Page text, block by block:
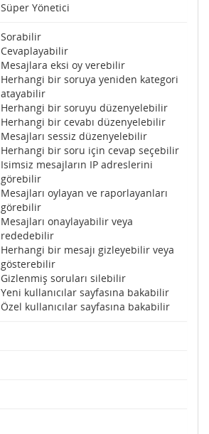
Süper Yönetici
Sorabilir
Cevaplayabilir
Mesajlara eksi oy verebilir
Herhangi bir soruya yeniden kategori
atayabilir
Herhangi bir soruyu düzenyelebilir
Herhangi bir cevabı düzenyelebilir
Mesajları sessiz düzenyelebilir
Herhangi bir soru için cevap seçebilir
Isimsiz mesajların IP adreslerini
görebilir
Mesajları oylayan ve raporlayanları
görebilir
Mesajları onaylayabilir veya
rededebilir
Herhangi bir mesajı gizleyebilir veya
gösterebilir
Gizlenmiş soruları silebilir
Yeni kullanıcılar sayfasına bakabilir
Özel kullanıcılar sayfasına bakabilir